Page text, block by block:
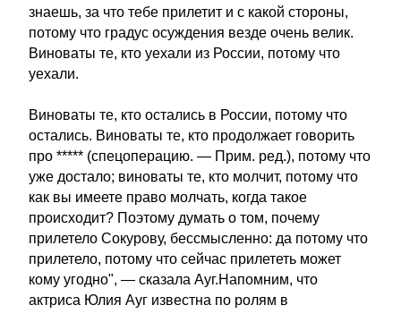
знаешь, за что тебе прилетит и с какой стороны,
потому что градус осуждения везде очень велик.
Виноваты те, кто уехали из России, потому что
уехали.
Виноваты те, кто остались в России, потому что
остались. Виноваты те, кто продолжает говорить
про ***** (спецоперацию. — Прим. ред.), потому что
уже достало; виноваты те, кто молчит, потому что
как вы имеете право молчать, когда такое
происходит? Поэтому думать о том, почему
прилетело Сокурову, бессмысленно: да потому что
прилетело, потому что сейчас прилететь может
кому угодно", — сказала Ауг.Напомним, что
актриса Юлия Ауг известна по ролям в